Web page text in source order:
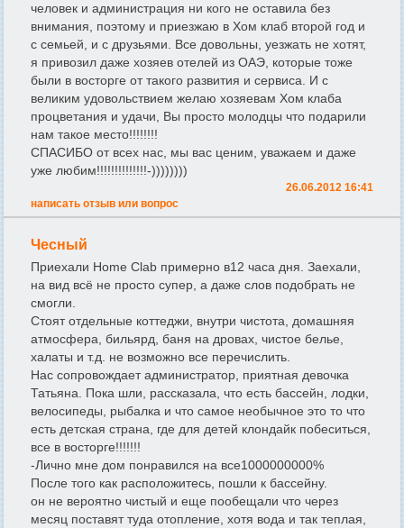
человек и администрация ни кого не оставила без
внимания, поэтому и приезжаю в Хом клаб второй год и
с семьей, и с друзьями. Все довольны, уезжать не хотят,
я привозил даже хозяев отелей из ОАЭ, которые тоже
были в восторге от такого развития и сервиса. И с
великим удовольствием желаю хозяевам Хом клаба
процветания и удачи, Вы просто молодцы что подарили
нам такое место!!!!!!!!
СПАСИБО от всех нас, мы вас ценим, уважаем и даже
уже любим!!!!!!!!!!!!!!-))))))))
26.06.2012 16:41
написать отзыв или вопрос
Чесный
Приехали Home Clab примерно в12 часа дня. Заехали,
на вид всё не просто супер, а даже слов подобрать не
смогли.
Стоят отдельные коттеджи, внутри чистота, домашняя
атмосфера, бильярд, баня на дровах, чистое белье,
халаты и т.д. не возможно все перечислить.
Нас сопровождает администратор, приятная девочка
Татьяна. Пока шли, рассказала, что есть бассейн, лодки,
велосипеды, рыбалка и что самое необычное это то что
есть детская страна, где для детей клондайк побеситься,
все в восторге!!!!!!!
-Лично мне дом понравился на все1000000000%
После того как расположитесь, пошли к бассейну.
он не вероятно чистый и еще пообещали что через
месяц поставят туда отопление, хотя вода и так теплая,